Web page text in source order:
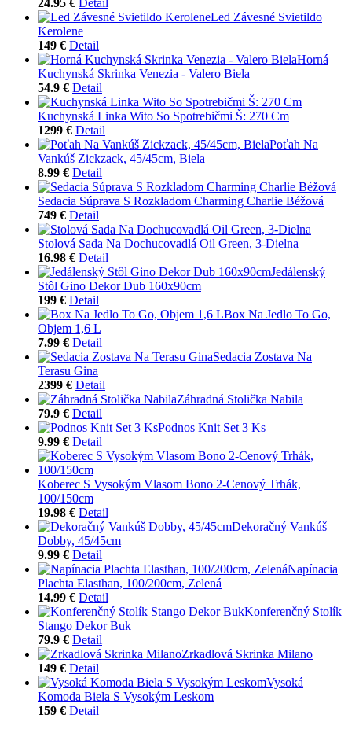
Led Závesné Svietildo
Kerolene
149 € Detail
Horná
Kuchynská Skrinka Venezia - Valero Biela
54.9 € Detail
Kuchynská Linka Wito So Spotrebičmi Š: 270 Cm
1299 € Detail
Poťah Na
Vankúš Zickzack, 45/45cm, Biela
8.99 € Detail
Sedacia Súprava S Rozkladom Charming Charlie Béžová
749 € Detail
Stolová Sada Na Dochucovadlá Oil Green, 3-Dielna
16.98 € Detail
Jedálenský
Stôl Gino Dekor Dub 160x90cm
199 € Detail
Box Na Jedlo To Go,
Objem 1,6 L
7.99 € Detail
Sedacia Zostava Na
Terasu Gina
2399 € Detail
Záhradná Stolička Nabila
79.9 € Detail
Podnos Knit Set 3 Ks
9.99 € Detail
Koberec S Vysokým Vlasom Bono 2-Cenový Trhák,
100/150cm
19.98 € Detail
Dekoračný Vankúš
Dobby, 45/45cm
9.99 € Detail
Napínacia
Plachta Elasthan, 100/200cm, Zelená
14.99 € Detail
Konferenčný Stolík
Stango Dekor Buk
79.9 € Detail
Zrkadlová Skrinka Milano
149 € Detail
Vysoká
Komoda Biela S Vysokým Leskom
159 € Detail